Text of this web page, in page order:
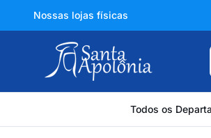
Nossas lojas físicas
Todos os